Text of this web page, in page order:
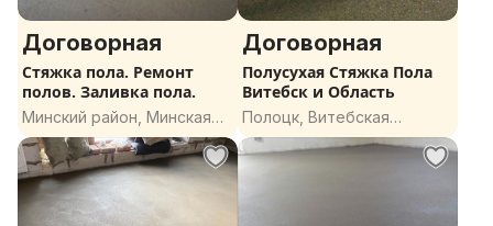
Договорная
Стяжка пола. Ремонт
полов. Заливка пола.
Минский район, Минская
область
Договорная
Полусухая Стяжка Пола
Витебск и Область
Полоцк, Витебская
область